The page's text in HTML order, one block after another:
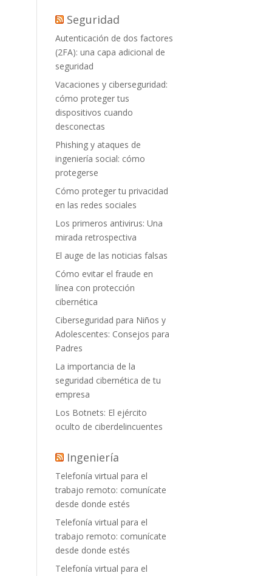
Seguridad
Autenticación de dos factores
(2FA): una capa adicional de
seguridad
Vacaciones y ciberseguridad:
cómo proteger tus
dispositivos cuando
desconectas
Phishing y ataques de
ingeniería social: cómo
protegerse
Cómo proteger tu privacidad
en las redes sociales
Los primeros antivirus: Una
mirada retrospectiva
El auge de las noticias falsas
Cómo evitar el fraude en
línea con protección
cibernética
Ciberseguridad para Niños y
Adolescentes: Consejos para
Padres
La importancia de la
seguridad cibernética de tu
empresa
Los Botnets: El ejército
oculto de ciberdelincuentes
Ingeniería
Telefonía virtual para el
trabajo remoto: comunícate
desde donde estés
Telefonía virtual para el
trabajo remoto: comunícate
desde donde estés
Telefonía virtual para el